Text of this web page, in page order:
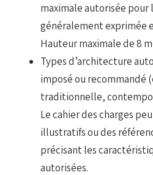
maximale autorisée
généralement exprimée
Hauteur maximale de 8
Types d’architecture
imposé ou recommandé
traditionnelle,
Le cahier des charges
illustratifs ou des
précisant les
autorisées.